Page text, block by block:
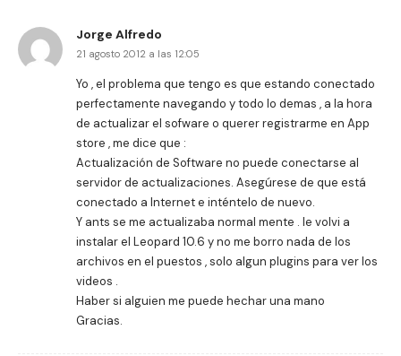
Jorge Alfredo
21 agosto 2012 a las 12:05
Yo , el problema que tengo es que estando conectado
perfectamente navegando y todo lo demas , a la hora
de actualizar el sofware o querer registrarme en App
store , me dice que :
Actualización de Software no puede conectarse al
servidor de actualizaciones. Asegúrese de que está
conectado a Internet e inténtelo de nuevo.
Y ants se me actualizaba normal mente . le volvi a
instalar el Leopard 10.6 y no me borro nada de los
archivos en el puestos , solo algun plugins para ver los
videos .
Haber si alguien me puede hechar una mano
Gracias.